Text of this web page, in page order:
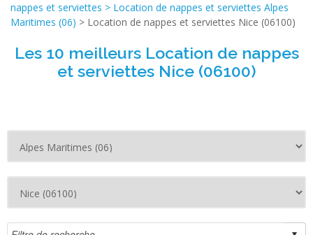
nappes et serviettes > Location de nappes et serviettes Alpes
Maritimes (06) > Location de nappes et serviettes Nice (06100)
Les 10 meilleurs Location de nappes
et serviettes Nice (06100)